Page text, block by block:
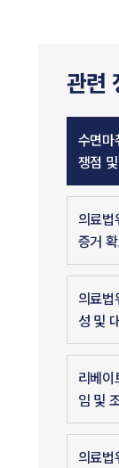
관련
수면마
쟁점
의료법
증거
의료법
성 및
리베이
임 및
의료법